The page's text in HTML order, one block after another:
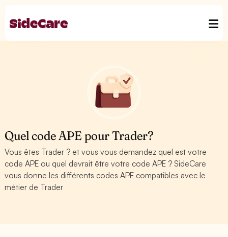
Quel code APE pour Trader?
Vous êtes Trader ? et vous vous demandez quel est votre
code APE ou quel devrait être votre code APE ? SideCare
vous donne les différents codes APE compatibles avec le
métier de Trader